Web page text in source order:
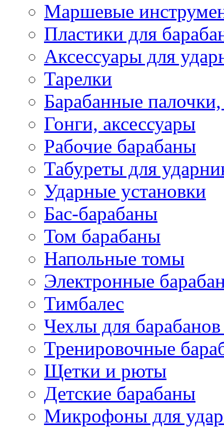
Маршевые
Пластики для
Аксессуары для
Тарелки
Барабанные палочки,
Гонги, аксессуары
Рабочие барабаны
Табуреты для
Ударные установки
Бас-барабаны
Том барабаны
Напольные томы
Электронные
Тимбалес
Чехлы для
Тренировочные
Щетки и рюты
Детские барабаны
Микрофоны для